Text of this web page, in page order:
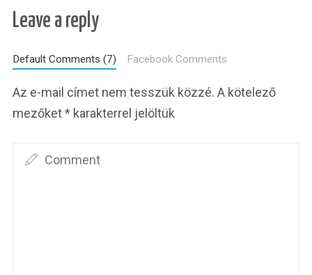
Leave a reply
Default Comments (7) Facebook Comments
Az e-mail címet nem tesszük közzé. A kötelező
mezőket* karakterrel jelöltük